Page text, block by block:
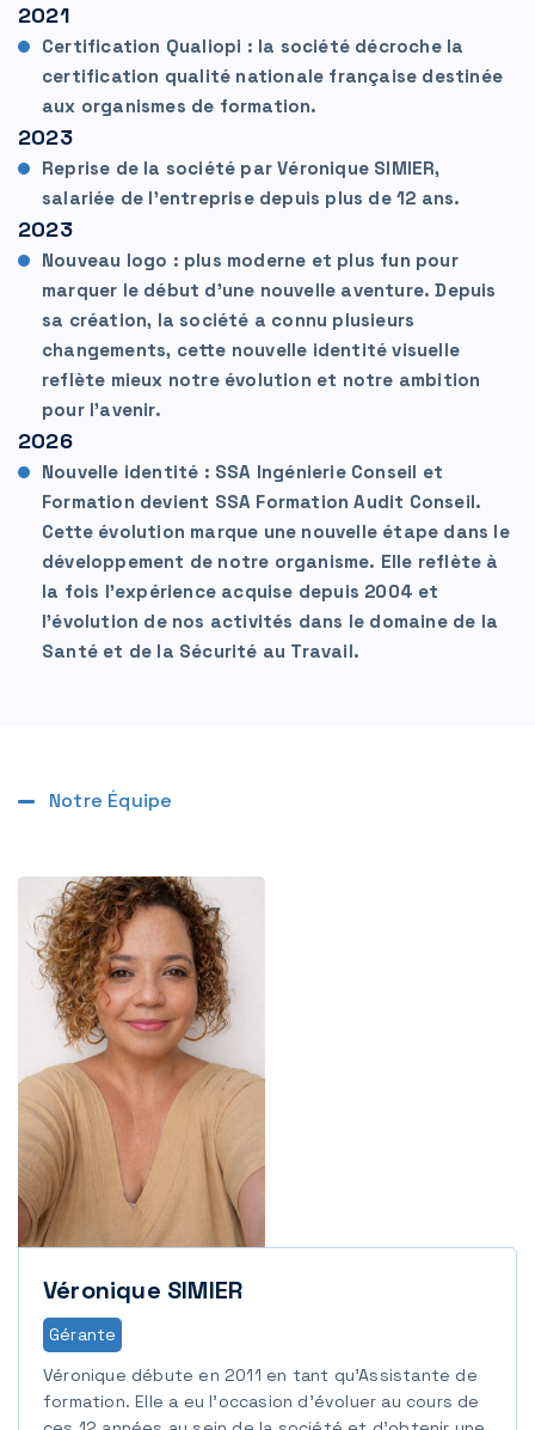
2021
Certification Qualiopi : la société décroche la
certification qualité nationale française destinée
aux organismes de formation.
2023
Reprise de la société par Véronique SIMIER,
salariée de l'entreprise depuis plus de 12 ans.
2023
Nouveau logo : plus moderne et plus fun pour
marquer le début d’une nouvelle aventure. Depuis
sa création, la société a connu plusieurs
changements, cette nouvelle identité visuelle
reflète mieux notre évolution et notre ambition
pour l’avenir.
2026
Nouvelle identité : SSA Ingénierie Conseil et
Formation devient SSA Formation Audit Conseil.
Cette évolution marque une nouvelle étape dans le
développement de notre organisme. Elle reflète à
la fois l’expérience acquise depuis 2004 et
l’évolution de nos activités dans le domaine de la
Santé et de la Sécurité au Travail.
Notre Équipe
Véronique SIMIER
Gérante
Véronique débute en 2011 en tant qu’Assistante de
formation. Elle a eu l’occasion d’évoluer au cours de